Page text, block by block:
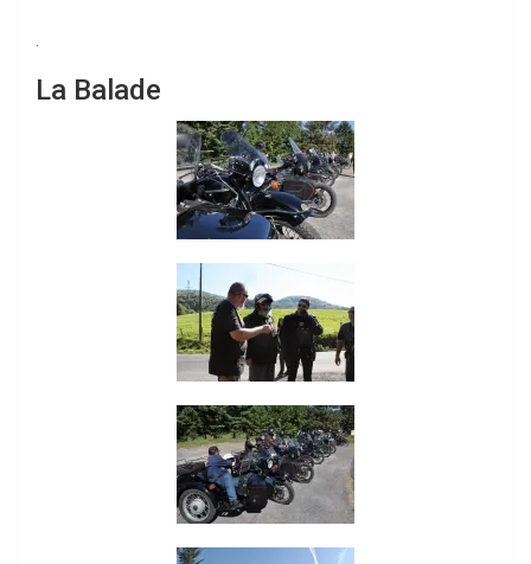
.
La Balade